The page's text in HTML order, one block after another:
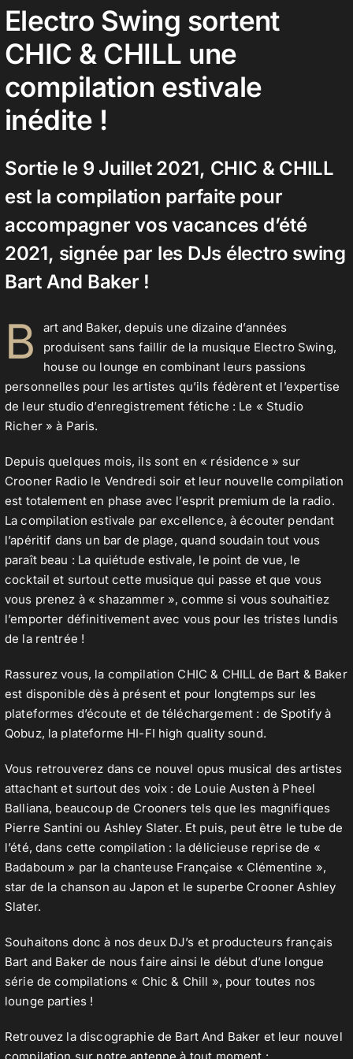
Contact
Electro Swing sortent
CHIC & CHILL une
compilation estivale
inédite !
Sortie le 9 Juillet 2021, CHIC & CHILL
est la compilation parfaite pour
accompagner vos vacances d’été
2021, signée par les DJs électro swing
Bart And Baker !
B
art and Baker, depuis une dizaine d’années
produisent sans faillir de la musique Electro Swing,
house ou lounge en combinant leurs passions
personnelles pour les artistes qu’ils fédèrent et l’expertise
de leur studio d’enregistrement fétiche : Le « Studio
Richer » à Paris.
Depuis quelques mois, ils sont en « résidence » sur
Crooner Radio le Vendredi soir et leur nouvelle compilation
est totalement en phase avec l’esprit premium de la radio.
La compilation estivale par excellence, à écouter pendant
l’apéritif dans un bar de plage, quand soudain tout vous
paraît beau : La quiétude estivale, le point de vue, le
cocktail et surtout cette musique qui passe et que vous
vous prenez à « shazammer », comme si vous souhaitiez
l’emporter définitivement avec vous pour les tristes lundis
de la rentrée !
Rassurez vous, la compilation CHIC & CHILL de Bart & Baker
est disponible dès à présent et pour longtemps sur les
plateformes d’écoute et de téléchargement : de Spotify à
Qobuz, la plateforme HI-FI high quality sound.
Vous retrouverez dans ce nouvel opus musical des artistes
attachant et surtout des voix : de Louie Austen à Pheel
Balliana, beaucoup de Crooners tels que les magnifiques
Pierre Santini ou Ashley Slater. Et puis, peut être le tube de
l’été, dans cette compilation : la délicieuse reprise de «
Badaboum » par la chanteuse Française « Clémentine »,
star de la chanson au Japon et le superbe Crooner Ashley
Slater.
Souhaitons donc à nos deux DJ’s et producteurs français
Bart and Baker de nous faire ainsi le début d’une longue
série de compilations « Chic & Chill », pour toutes nos
lounge parties !
Retrouvez la discographie de Bart And Baker et leur nouvel